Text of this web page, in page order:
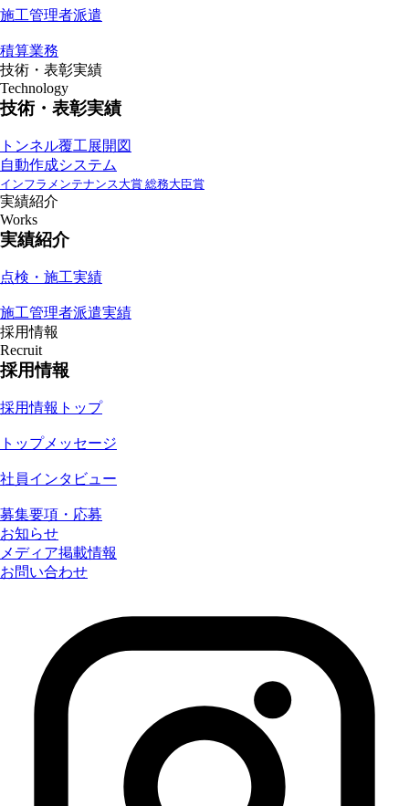
施工管理者派遣
積算業務
技術・表彰実績
Technology
技術・表彰実績
トンネル覆工展開図
自動作成システム
インフラメンテナンス大賞 総務大臣賞
実績紹介
Works
実績紹介
点検・施工実績
施工管理者派遣実績
採用情報
Recruit
採用情報
採用情報トップ
トップメッセージ
社員インタビュー
募集要項・応募
お知らせ
メディア掲載情報
お問い合わせ